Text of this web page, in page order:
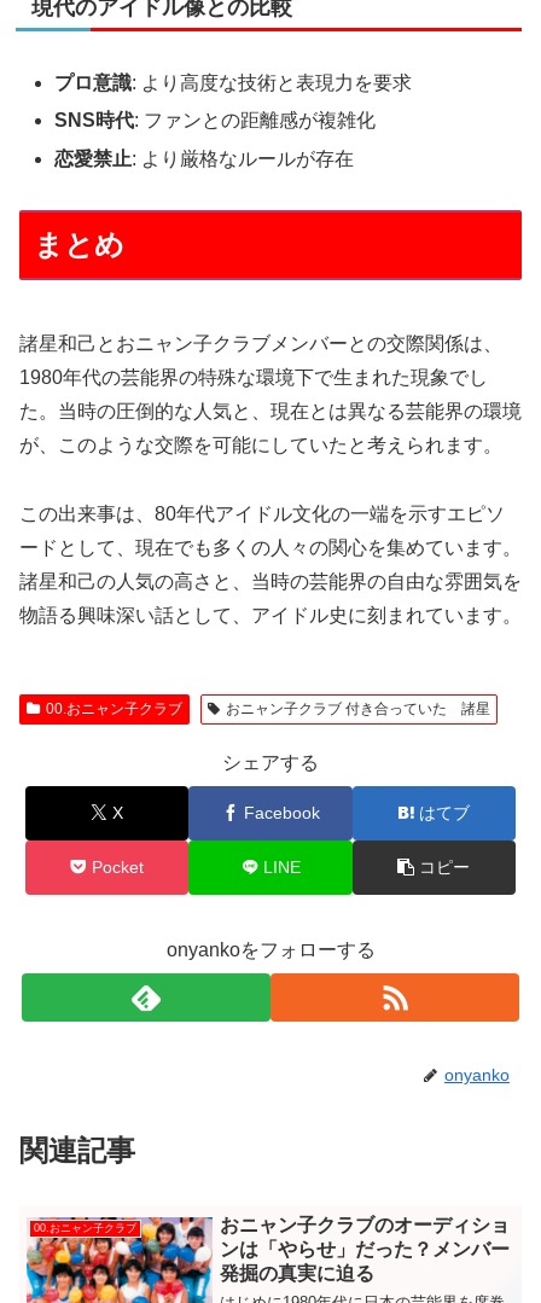
現代のアイドル像との比較
プロ意識: より高度な技術と表現力を要求
SNS時代: ファンとの距離感が複雑化
恋愛禁止: より厳格なルールが存在
まとめ
諸星和己とおニャン子クラブメンバーとの交際関係は、
1980年代の芸能界の特殊な環境下で生まれた現象でし
た。当時の圧倒的な人気と、現在とは異なる芸能界の環境
が、このような交際を可能にしていたと考えられます。
この出来事は、80年代アイドル文化の一端を示すエピソ
ードとして、現在でも多くの人々の関心を集めています。
諸星和己の人気の高さと、当時の芸能界の自由な雰囲気を
物語る興味深い話として、アイドル史に刻まれています。
00.おニャン子クラブ おニャン子クラブ 付き合っていた 諸星
シェアする
X Facebook はてブ
Pocket LINE コピー
onyankoをフォローする
onyanko
関連記事
00.おニャン子クラブ
おニャン子クラブのオーディショ
ンは「やらせ」だった？メンバー
発掘の真実に迫る